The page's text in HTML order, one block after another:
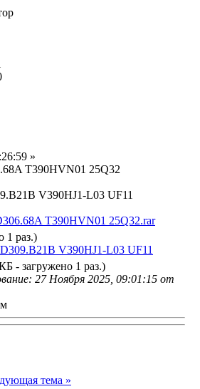
»
T390HVN01 25Q32
V390HJ1-L03 UF11
T390HVN01 25Q32.rar
1 раз.)
V390HJ1-L03 UF11
- загружено 1 раз.)
27 Ноября 2025, 09:01:15 от
тема »